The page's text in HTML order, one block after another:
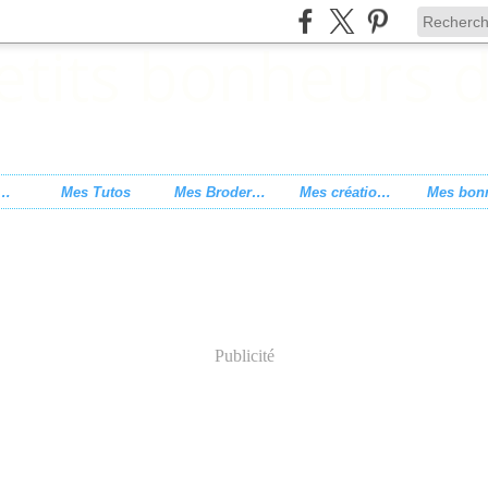
de croix Mes Tutos Mes Broderies Mes créations
Publicité